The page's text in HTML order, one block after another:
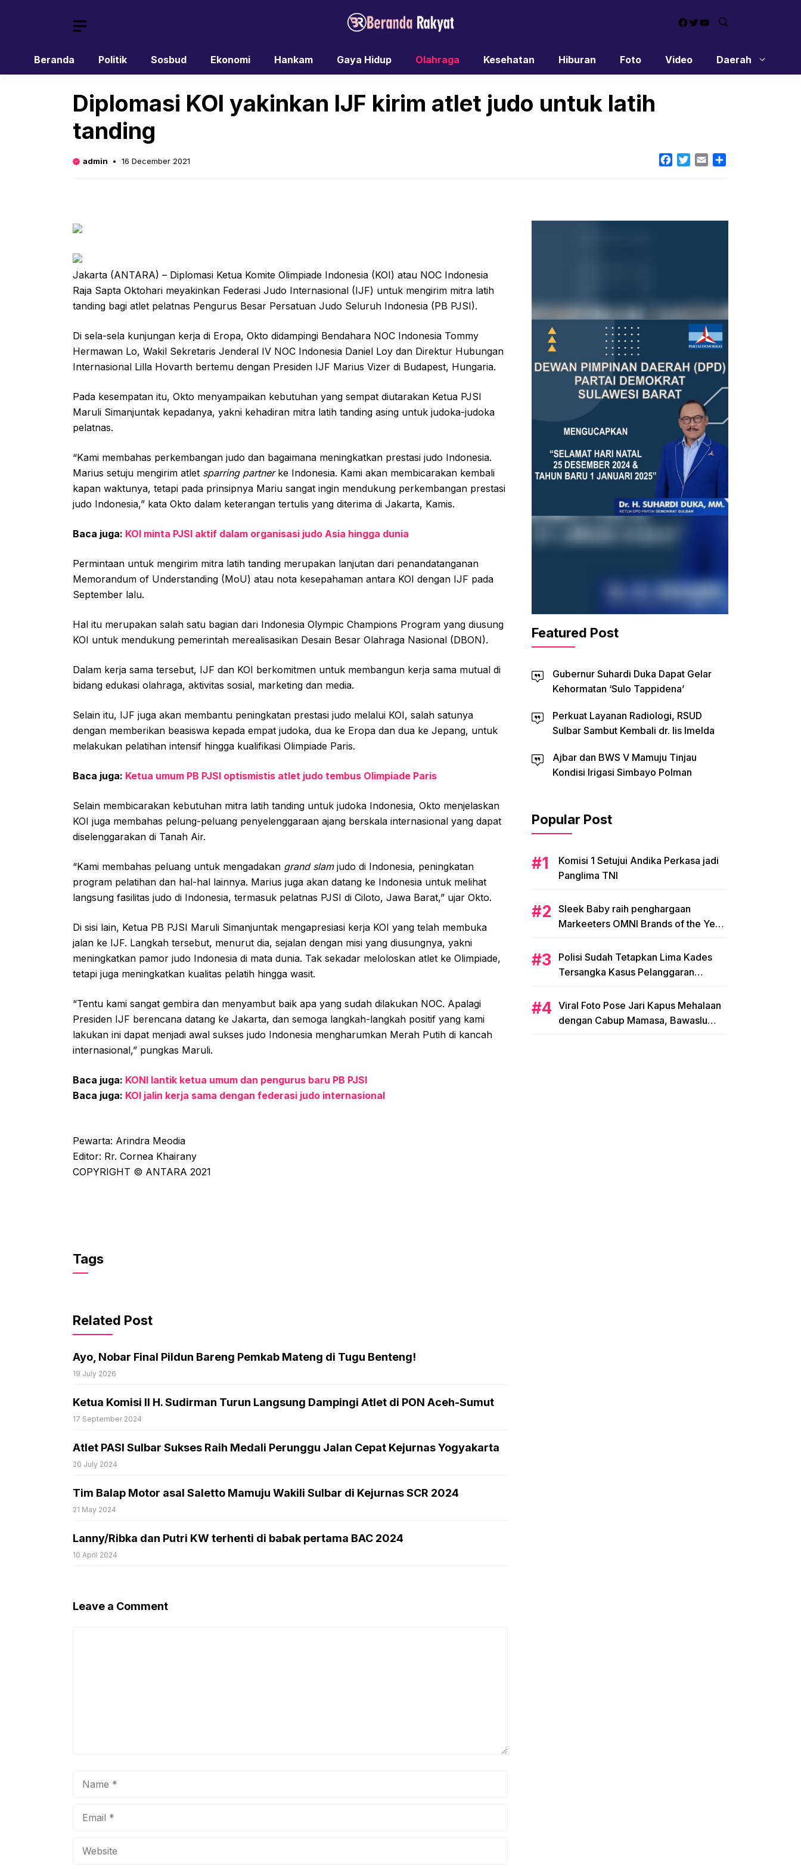
Facebook
Twitter
YouTube
Beranda Politik Sosbud Ekonomi Hankam Gaya Hidup Olahraga Kesehatan Hiburan Foto Video Daerah
Diplomasi KOI yakinkan IJF kirim atlet judo untuk latih
tanding
admin 16 December 2021 Facebook
TwitterEmail
Jakarta (ANTARA) – Diplomasi Ketua Komite Olimpiade Indonesia (KOI) atau NOC Indonesia
Raja Sapta Oktohari meyakinkan Federasi Judo Internasional (IJF) untuk mengirim mitra latih
tanding bagi atlet pelatnas Pengurus Besar Persatuan Judo Seluruh Indonesia (PB PJSI).
Di sela-sela kunjungan kerja di Eropa, Okto didampingi Bendahara NOC Indonesia Tommy
Hermawan Lo, Wakil Sekretaris Jenderal IV NOC Indonesia Daniel Loy dan Direktur Hubungan
Internasional Lilla Hovarth bertemu dengan Presiden IJF Marius Vizer di Budapest, Hungaria.
Pada kesempatan itu, Okto menyampaikan kebutuhan yang sempat diutarakan Ketua PJSI
Maruli Simanjuntak kepadanya, yakni kehadiran mitra latih tanding asing untuk judoka-judoka
pelatnas.
“Kami membahas perkembangan judo dan bagaimana meningkatkan prestasi judo Indonesia.
Marius setuju mengirim atlet sparring partnerke Indonesia. Kami akan membicarakan kembali
kapan waktunya, tetapi pada prinsipnya Mariu sangat ingin mendukung perkembangan prestasi
judo Indonesia,” kata Okto dalam keterangan tertulis yang diterima di Jakarta, Kamis.
Baca juga: KOI minta PJSI aktif dalam organisasi judo Asia hingga dunia
Permintaan untuk mengirim mitra latih tanding merupakan lanjutan dari penandatanganan
Memorandum of Understanding (MoU) atau nota kesepahaman antara KOI dengan IJF pada
September lalu.
Hal itu merupakan salah satu bagian dari Indonesia Olympic Champions Program yang diusung
KOI untuk mendukung pemerintah merealisasikan Desain Besar Olahraga Nasional (DBON).
Dalam kerja sama tersebut, IJF dan KOI berkomitmen untuk membangun kerja sama mutual di
bidang edukasi olahraga, aktivitas sosial, marketing dan media.
Selain itu, IJF juga akan membantu peningkatan prestasi judo melalui KOI, salah satunya
dengan memberikan beasiswa kepada empat judoka, dua ke Eropa dan dua ke Jepang, untuk
melakukan pelatihan intensif hingga kualifikasi Olimpiade Paris.
Baca juga: Ketua umum PB PJSI optismistis atlet judo tembus Olimpiade Paris
Selain membicarakan kebutuhan mitra latih tanding untuk judoka Indonesia, Okto menjelaskan
KOI juga membahas pelung-peluang penyelenggaraan ajang berskala internasional yang dapat
diselenggarakan di Tanah Air.
“Kami membahas peluang untuk mengadakan grand slamjudo di Indonesia, peningkatan
program pelatihan dan hal-hal lainnya. Marius juga akan datang ke Indonesia untuk melihat
langsung fasilitas judo di Indonesia, termasuk pelatnas PJSI di Ciloto, Jawa Barat,” ujar Okto.
Di sisi lain, Ketua PB PJSI Maruli Simanjuntak mengapresiasi kerja KOI yang telah membuka
jalan ke IJF. Langkah tersebut, menurut dia, sejalan dengan misi yang diusungnya, yakni
meningkatkan pamor judo Indonesia di mata dunia. Tak sekadar meloloskan atlet ke Olimpiade,
tetapi juga meningkatkan kualitas pelatih hingga wasit.
“Tentu kami sangat gembira dan menyambut baik apa yang sudah dilakukan NOC. Apalagi
Presiden IJF berencana datang ke Jakarta, dan semoga langkah-langkah positif yang kami
lakukan ini dapat menjadi awal sukses judo Indonesia mengharumkan Merah Putih di kancah
internasional,” pungkas Maruli.
Baca juga: KONI lantik ketua umum dan pengurus baru PB PJSI
Baca juga: KOI jalin kerja sama dengan federasi judo internasional
Pewarta: Arindra Meodia
Editor: Rr. Cornea Khairany
COPYRIGHT © ANTARA 2021
Tags
Related Post
Ayo, Nobar Final Pildun Bareng Pemkab Mateng di Tugu Benteng!
19 July 2026
Ketua Komisi II H. Sudirman Turun Langsung Dampingi Atlet di PON Aceh-Sumut
17 September 2024
Atlet PASI Sulbar Sukses Raih Medali Perunggu Jalan Cepat Kejurnas Yogyakarta
20 July 2024
Tim Balap Motor asal Saletto Mamuju Wakili Sulbar di Kejurnas SCR 2024
21 May 2024
Lanny/Ribka dan Putri KW terhenti di babak pertama BAC 2024
10 April 2024
Leave a Comment
Featured Post
Gubernur Suhardi Duka Dapat Gelar
Kehormatan ‘Sulo Tappidena’
Perkuat Layanan Radiologi, RSUD
Sulbar Sambut Kembali dr. Iis Imelda
Ajbar dan BWS V Mamuju Tinjau
Kondisi Irigasi Simbayo Polman
Popular Post
Komisi 1 Setujui Andika Perkasa jadi
Panglima TNI
Sleek Baby raih penghargaan
Markeeters OMNI Brands of the Year
Polisi Sudah Tetapkan Lima Kades
Tersangka Kasus Pelanggaran
Viral Foto Pose Jari Kapus Mehalaan
dengan Cabup Mamasa, Bawaslu